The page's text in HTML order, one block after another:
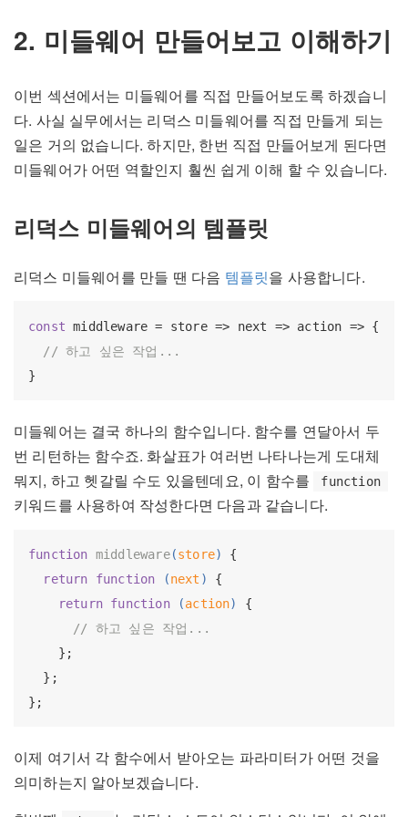
2. 미들웨어 만들어보고 이해하기
이번 섹션에서는 미들웨어를 직접 만들어보도록 하겠습니
다. 사실 실무에서는 리덕스 미들웨어를 직접 만들게 되는
일은 거의 없습니다. 하지만, 한번 직접 만들어보게 된다면
미들웨어가 어떤 역할인지 훨씬 쉽게 이해 할 수 있습니다.
리덕스 미들웨어의 템플릿
리덕스 미들웨어를 만들 땐 다음 템플릿을 사용합니다.
const middleware = store => next => action => {
// 하고 싶은 작업...
미들웨어는 결국 하나의 함수입니다. 함수를 연달아서 두
번 리턴하는 함수죠. 화살표가 여러번 나타나는게 도대체
뭐지, 하고 헷갈릴 수도 있을텐데요, 이 함수를
function
키워드를 사용하여 작성한다면 다음과 같습니다.
function middleware(store) {
return
function (next ) {
return function (action) {
// 하고 싶은 작업...
    };
  };
이제 여기서 각 함수에서 받아오는 파라미터가 어떤 것을
의미하는지 알아보겠습니다.